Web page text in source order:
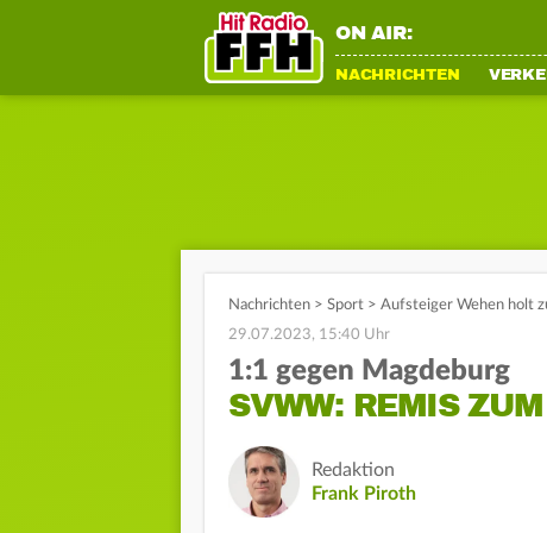
ON AIR:
NACHRICHTEN
Nachrichten > Sport > Aufsteiger Wehen holt
29.07.2023, 15:40 Uhr
1:1 gegen Magdeburg
SVWW: REMIS
Redaktion
Frank Piroth